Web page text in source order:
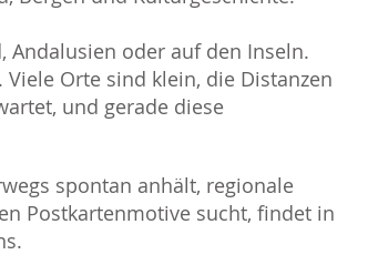
Andalusien oder auf den Inseln.
Orte sind klein, die Distanzen
und gerade diese
spontan anhält, regionale
Postkartenmotive sucht, findet in